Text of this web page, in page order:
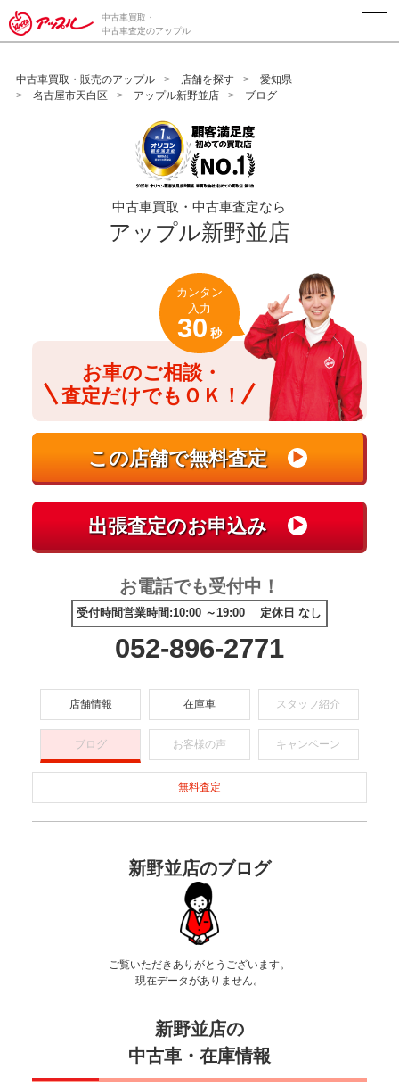
/*ABテスト_新規査定フォームの為のCVボタン*/
中古車買取・
中古車査定のアップル
中古車買取・販売のアップル 店舗を探す
愛知県
名古屋市天白区
アップル新野並店 ブログ
中古車買取・中古車査定なら
アップル新野並店
お車のご相談・
査定だけでもＯＫ！
カンタン
入力
30 秒
お電話でも受付中！
受付時間営業時間:10:00 ～19:00 定休日 なし
052-896-2771
店舗情報 在庫車 スタッフ紹介
ブログ お客様の声 キャンペーン
無料査定
新野並店のブログ
ご覧いただきありがとうございます。
現在データがありません。
新野並店の
中古車・在庫情報